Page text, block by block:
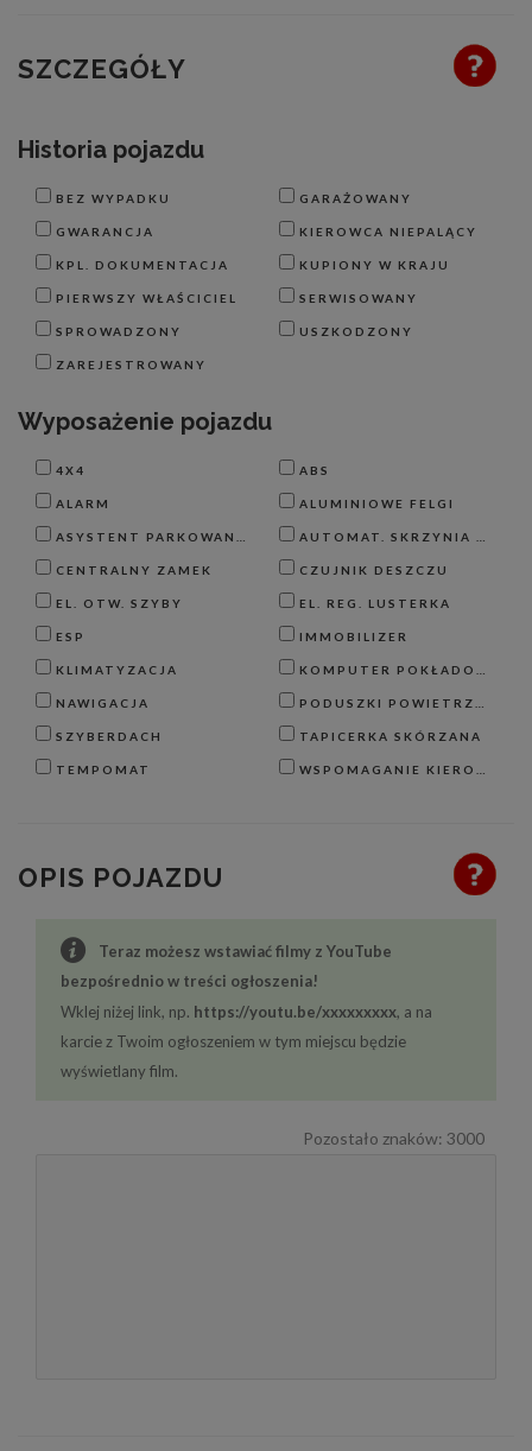
SZCZEGÓŁY
Historia pojazdu
BEZ WYPADKU GARAŻOWANY
GWARANCJA KIEROWCA NIEPALĄCY
KPL. DOKUMENTACJA KUPIONY W KRAJU
PIERWSZY WŁAŚCICIEL SERWISOWANY
SPROWADZONY USZKODZONY
ZAREJESTROWANY
Wyposażenie pojazdu
4X4 ABS
ALARM ALUMINIOWE FELGI
ASYSTENT PARKOWANIA AUTOMAT. SKRZYNIA BIEGÓW
CENTRALNY ZAMEK CZUJNIK DESZCZU
EL. OTW. SZYBY EL. REG. LUSTERKA
ESP IMMOBILIZER
KLIMATYZACJA KOMPUTER POKŁADOWY
NAWIGACJA PODUSZKI POWIETRZNE
SZYBERDACH TAPICERKA SKÓRZANA
TEMPOMAT WSPOMAGANIE KIEROWNICY
OPIS POJAZDU
Teraz możesz wstawiać filmy z YouTube
bezpośrednio w treści ogłoszenia!
Wklej niżej link, np. https://youtu.be/xxxxxxxxx, a na
karcie z Twoim ogłoszeniem w tym miejscu będzie
wyświetlany film.
Pozostało znaków: 3000